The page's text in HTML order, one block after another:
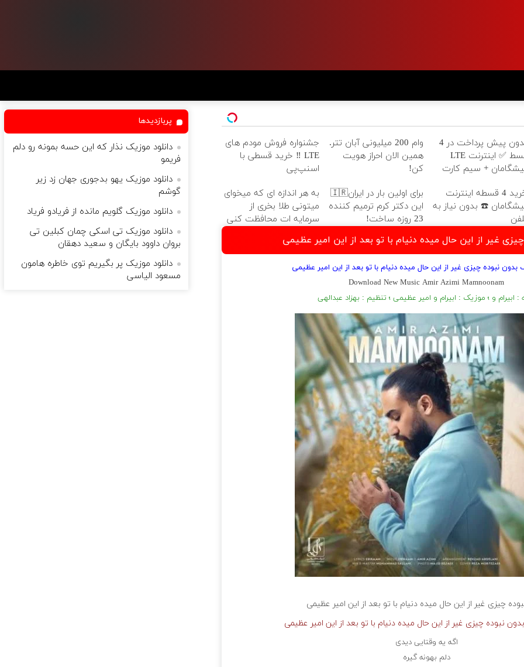
بدون پیش پرداخت در 4
قسط ✅ اینترنت LTE
+ سیم کارت
وام 200 میلیونی آبان تتر.
همین الان احراز هویت
کن!
جشنواره فروش مودم های
LTE ‼️ خرید قسطی با
اسنپ‌پی
خرید 4 قسطه اینترنت
☎️ بدون نیاز به
برای اولین بار در ایران🇮🇷
این دکتر کرم ترمیم کننده
23 روزه ساخت!
به هر اندازه ای که میخوای
میتونی طلا بخری از
سرمایه ات محافظت کنی
غیر از این حال میده دنیام با تو بعد از این امیر عظیمی
بدون نبوده چیزی غیر از این حال میده دنیام با تو بعد از این امیر عظیمی
Download New Music Amir Azimi Mamnoonam
: ابیرام و ؛ موزیک : ابیرام و امیر عظیمی ؛ تنظیم : بهزاد عبدالهی
چیزی غیر از این حال میده دنیام با تو بعد از این امیر عظیمی
نبوده چیزی غیر از این حال میده دنیام با تو بعد از این امیر عظیمی
اگه یه وقتایی دیدی
دلم بهونه گیره
پربازدیدها
دانلود موزیک نذار که این حسه بمونه رو دلم
فریمو
دانلود موزیک یهو بدجوری جهان زد زیر
گوشم
دانلود موزیک گلویم مانده از فریادو فریاد
دانلود موزیک تی اسکی چمان کبلین تی
بروان داوود بایگان و سعید دهقان
دانلود موزیک پر بگیریم توی خاطره هامون
مسعود الیاسی